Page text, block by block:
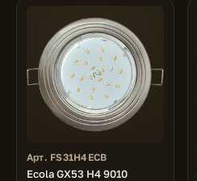
Арт. FS31H4ECB
Ecola GX53 H4 9010